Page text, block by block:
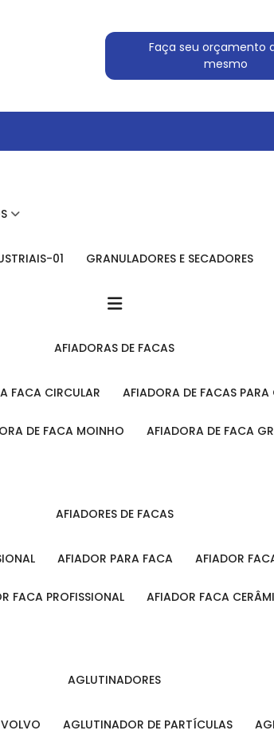
Faça seu orçamento
mesmo
01 GRANULADORES E SECADORES
AFIADORAS DE FACAS
FACA CIRCULAR AFIADORA DE FACAS
DE FACA MOINHO AFIADORA DE FACA
AFIADORES DE FACAS
AFIADOR PARA FACA AFIADOR
FACA PROFISSIONAL AFIADOR FACA
AGLUTINADORES
VOLVO AGLUTINADOR DE PARTÍCULAS